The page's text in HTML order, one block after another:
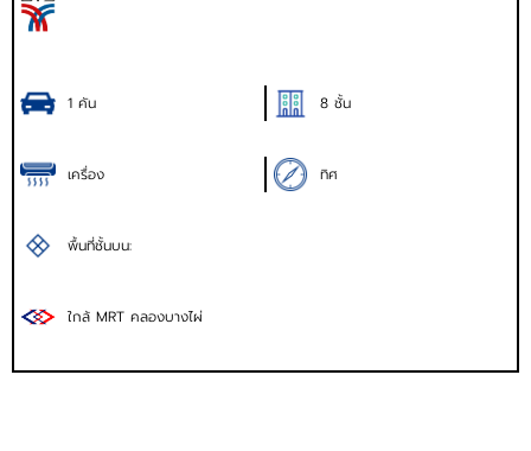
1 คัน 8 ชั้น
เครื่อง ทิศ
พื้นที่ชั้นบน:
ใกล้ MRT คลองบางไผ่